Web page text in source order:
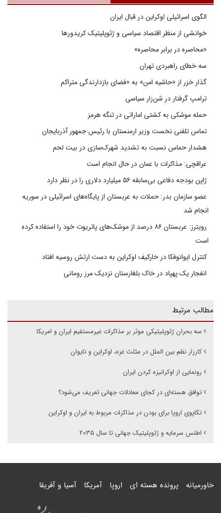
الگوی اسرائیلی اوکراین در قبال ایران
خوانشی از منظر اقتصاد سیاسی و ژئوپلیتیک کریدورها
«محاصره در برابر محاصره»
سه خطای راهبردی تهران
گذار خزر از «حاشیه امن» به «فضای بازدارندگی متراکم
ترامپ گرفتار در شن‌زار سیاسی
حمله موشکی به کشتی اماراتی در تنگه هرمز
تماس تلفنی نخست وزیر ارمنستان با رئیس جمهور آذربایجان
هشدار حماس نسبت به تشدید شهرک‌سازی در بیت‌ لحم
عراقچی: مذاکرات با عمان در حال انجام است
ژاپن بودجه دفاعی بی‌سابقه ۵۶ میلیارد دلاری را در نظر دارد
عضو سازمان بدر: حملات به عربستان از پایگاه‌های اسرائیلی در سوریه
انجام شد
رویترز: عربستان ۸۶ درصد از موشک‌های پاتریوت خود را استفاده کرده
است
کنترل ایوانوفکا در خارکیف اوکراین به دست ارتش روسیه افتاد
انفجار یک پهپاد در خاک بلغارستان نزدیک مرز رومانی
مطالب مرتبط
سه بحران ژئوپلیتیکی موثر بر مذاکرات غیرمستقیم ایران و امریکا
کارزار نظم بین الملل در مثلث غزه، اوکراین و تایوان
رونمایی از اوکرانیزه کردن ایران
توافق هسته‌ای در کجای معادلات جهانی تعریف می‌شود؟
تکاپوی اروپا برای بودن در مذاکرات مربوط به ایران و اوکراین
اطلس سرمایه و ژئوپلیتیک جهانی تا سال ۲۰۳۵
خاورمیانه پرونده هسته ای اروپا آمریکا آسیا و آفریقا